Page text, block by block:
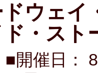
ウェイ
ド・スト
■開催日：